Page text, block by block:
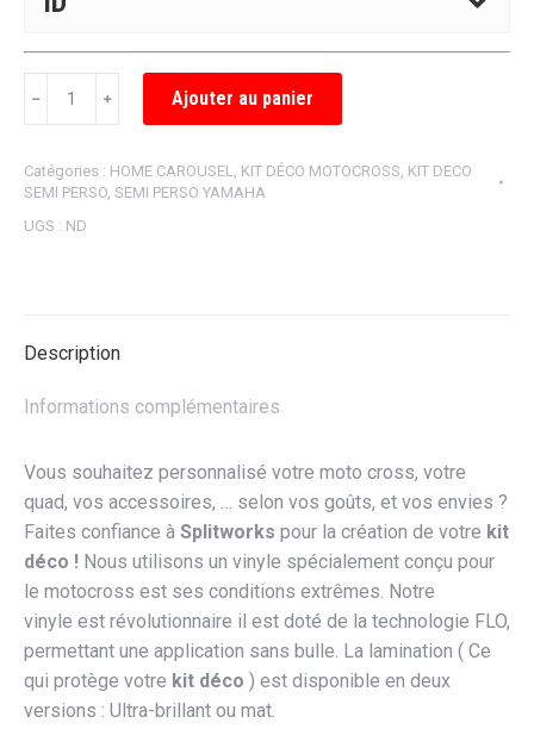
quantité
DÉCO
SEMI
PERSONNALISÉ
﹣ ﹢ Ajouter au panier
Catégories : HOME CAROUSEL, KIT DÉCO MOTOCROSS, KIT DECO
SEMI PERSO, SEMI PERSO YAMAHA
UGS : ND
Description
Informations complémentaires
Vous souhaitez personnalisé votre moto cross, votre
quad, vos accessoires, … selon vos goûts, et vos envies ?
Faites confiance à Splitworks pour la création de votre kit
déco ! Nous utilisons un vinyle spécialement conçu pour
le motocross est ses conditions extrêmes. Notre
vinyle est révolutionnaire il est doté de la technologie FLO,
permettant une application sans bulle. La lamination ( Ce
qui protège votre kit déco ) est disponible en deux
versions : Ultra-brillant ou mat.